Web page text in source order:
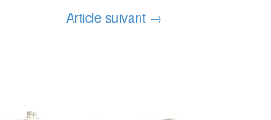
Article suivant →